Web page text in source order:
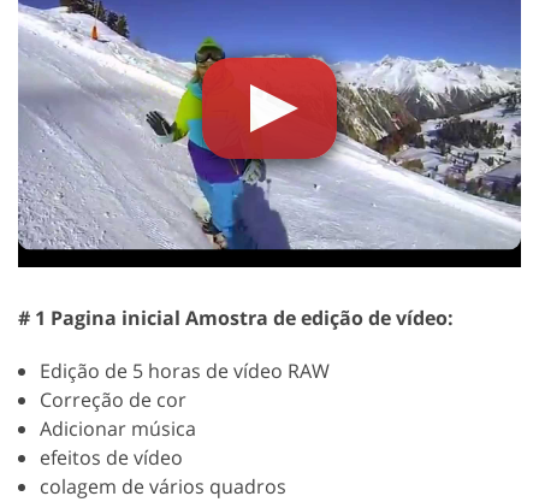
# 1 Pagina inicial Amostra de edição de vídeo:
Edição de 5 horas de vídeo RAW
Correção de cor
Adicionar música
efeitos de vídeo
colagem de vários quadros